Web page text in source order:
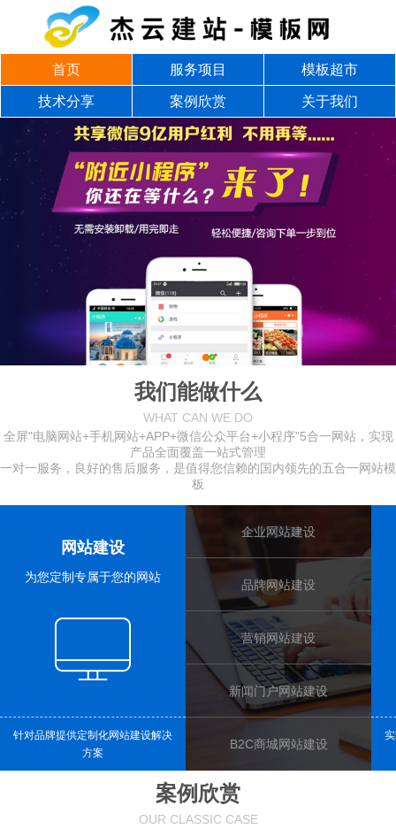
首页 服务项目 模板超市
技术分享 案例欣赏 关于我们
我们能做什么
WHAT CAN WE DO
全屏"电脑网站+手机网站+APP+微信公众平台+小程序"5合一网站，实现
产品全面覆盖一站式管理
一对一服务，良好的售后服务，是值得您信赖的国内领先的五合一网站模
板
网站建设
为您定制专属于您的网站
针对品牌提供定制化网站建设解决
方案
企业网站建设
品牌网站建设
营销网站建设
新闻门户网站建设
B2C商城网站建设
案例欣赏
OUR CLASSIC CASE